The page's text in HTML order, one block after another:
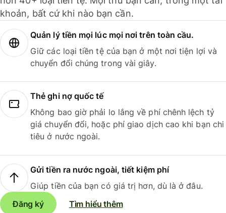
khoản, bất cứ khi nào bạn cần.
Quản lý tiền mọi lúc mọi nơi trên toàn cầu.
Giữ các loại tiền tệ của bạn ở một nơi tiện lợi và
chuyển đổi chúng trong vài giây.
Thẻ ghi nợ quốc tế
Không bao giờ phải lo lắng về phí chênh lệch tỷ
giá chuyển đổi, hoặc phí giao dịch cao khi bạn chi
tiêu ở nước ngoài.
Gửi tiền ra nước ngoài, tiết kiệm phí
Giúp tiền của bạn có giá trị hơn, dù là ở đâu.
Đăng ký
Tìm hiểu thêm